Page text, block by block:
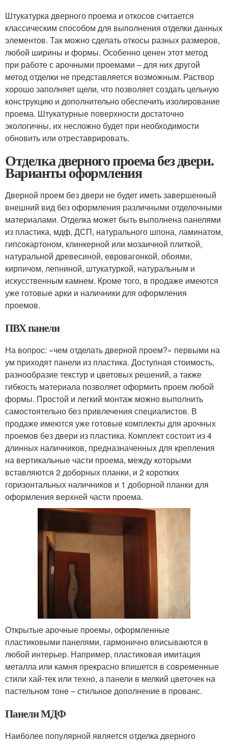
Штукатурка дверного проема и откосов считается
классическим способом для выполнения отделки данных
элементов. Так можно сделать откосы разных размеров,
любой ширины и формы. Особенно ценен этот метод
при работе с арочными проемами – для них другой
метод отделки не представляется возможным. Раствор
хорошо заполняет щели, что позволяет создать цельную
конструкцию и дополнительно обеспечить изолирование
проема. Штукатурные поверхности достаточно
экологичны, их несложно будет при необходимости
обновить или отреставрировать.
Отделка дверного проема без двери.
Варианты оформления
Дверной проем без двери не будет иметь завершенный
внешний вид без оформления различными отделочными
материалами. Отделка может быть выполнена панелями
из пластика, мдф, ДСП, натурального шпона, ламинатом,
гипсокартоном, клинкерной или мозаичной плиткой,
натуральной древесиной, евровагонкой, обоями,
кирпичом, лепниной, штукатуркой, натуральным и
искусственным камнем. Кроме того, в продаже имеются
уже готовые арки и наличники для оформления
проемов.
ПВХ панели
На вопрос: «чем отделать дверной проем?» первыми на
ум приходят панели из пластика. Доступная стоимость,
разнообразие текстур и цветовых решений, а также
гибкость материала позволяет оформить проем любой
формы. Простой и легкий монтаж можно выполнить
самостоятельно без привлечения специалистов. В
продаже имеются уже готовые комплекты для арочных
проемов без двери из пластика. Комплект состоит из 4
длинных наличников, предназначенных для крепления
на вертикальные части проема, между которыми
вставляются 2 доборных планки, и 2 коротких
горизонтальных наличников и 1 доборной планки для
оформления верхней части проема.
Открытые арочные проемы, оформленные
пластиковыми панелями, гармонично вписываются в
любой интерьер. Например, пластиковая имитация
металла или камня прекрасно впишется в современные
стили хай-тек или техно, а панели в мелкий цветочек на
пастельном тоне – стильное дополнение в прованс.
Панели МДФ
Наиболее популярной является отделка дверного